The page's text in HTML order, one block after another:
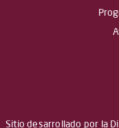
Sitio desarrollado por la